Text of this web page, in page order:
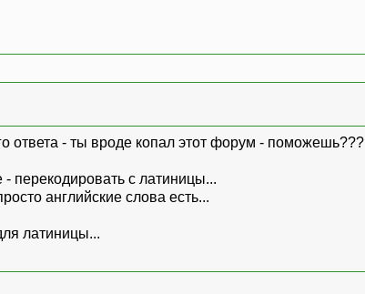
ответа - ты вроде копал этот форум - поможешь???
перекодировать с латиницы...
английские слова есть...
латиницы...